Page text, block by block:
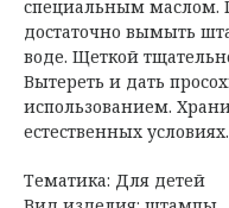
специальным маслом.
достаточно вымыть
воде. Щеткой
Вытереть и дать
использованием.
естественных условиях.
Тематика: Для детей